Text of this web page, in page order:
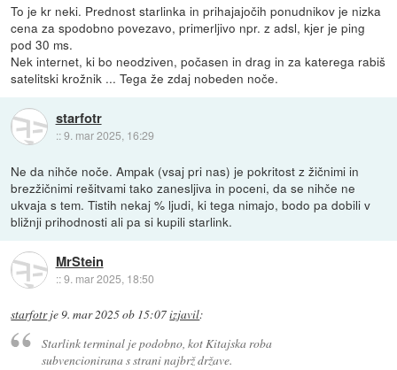
To je kr neki. Prednost starlinka in prihajajočih ponudnikov je nizka
cena za spodobno povezavo, primerljivo npr. z adsl, kjer je ping
pod 30 ms.
Nek internet, ki bo neodziven, počasen in drag in za katerega rabiš
satelitski krožnik ... Tega že zdaj nobeden noče.
starfotr
::9. mar 2025, 16:29
Ne da nihče noče. Ampak (vsaj pri nas) je pokritost z žičnimi in
brezžičnimi rešitvami tako zanesljiva in poceni, da se nihče ne
ukvaja s tem. Tistih nekaj % ljudi, ki tega nimajo, bodo pa dobili v
bližnji prihodnosti ali pa si kupili starlink.
MrStein
::9. mar 2025, 18:50
starfotrje9. mar 2025 ob 15:07izjavil:
Starlink terminal je podobno, kot Kitajska roba
subvencionirana s strani najbrž države.